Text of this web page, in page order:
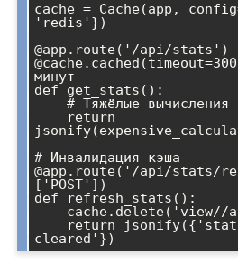
cache = Cache(app,
'redis'})
@app.route('/api/stats')
минут
def get_stats():
# Инвалидация кэша
@app.route('/api/stats/
['POST'])
def refresh_stats():